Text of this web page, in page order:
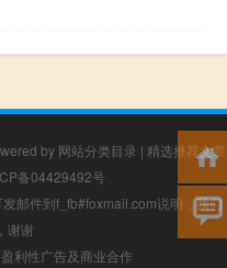
by 网站分类目录 | 精选推荐文章
备04429492号
邮件到f_fb#foxmail.com说明，我们
谢谢
利性广告及商业合作